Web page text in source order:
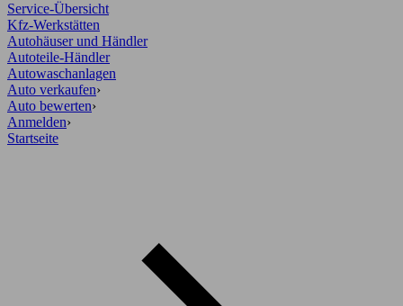
Service-Übersicht
Kfz-Werkstätten
Autohäuser und Händler
Autoteile-Händler
Autowaschanlagen
Auto verkaufen›
Auto bewerten›
Anmelden›
Startseite